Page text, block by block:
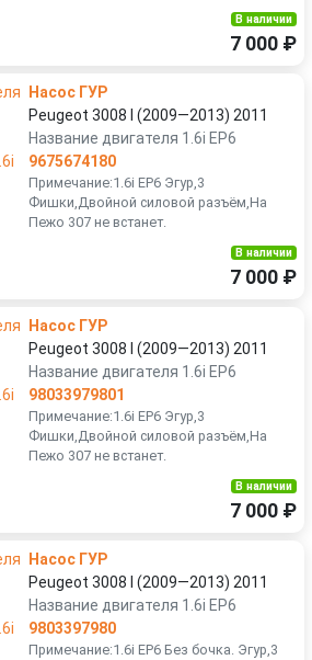
В наличии
7 000 ₽
Насос ГУР
Peugeot 3008 I (2009—2013) 2011
Название двигателя 1.6i EP6
9675674180
Примечание:1.6i EP6 Эгур,3
Фишки,Двойной силовой разъём,На
Пежо 307 не встанет.
В наличии
7 000 ₽
Насос ГУР
Peugeot 3008 I (2009—2013) 2011
Название двигателя 1.6i EP6
98033979801
Примечание:1.6i EP6 Эгур,3
Фишки,Двойной силовой разъём,На
Пежо 307 не встанет.
В наличии
7 000 ₽
Насос ГУР
Peugeot 3008 I (2009—2013) 2011
Название двигателя 1.6i EP6
9803397980
Примечание:1.6i EP6 Без бочка. Эгур,3